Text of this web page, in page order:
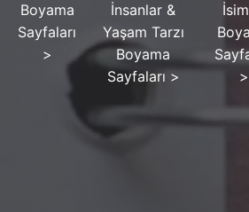
Boyama
Sayfaları
>
İnsanlar &
Yaşam Tarzı
Boyama
Sayfaları >
>